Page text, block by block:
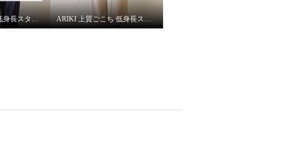
ARIKI ピーツー 低身長スタッフがはいてみました！ ARIKI 上質ごこち 低身長スタッフがはいてみました！